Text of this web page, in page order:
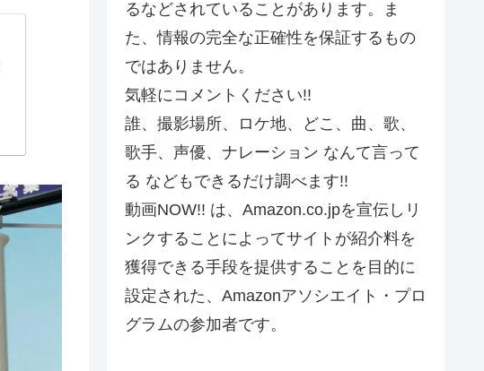
るなどされていることがあります。ま
た、情報の完全な正確性を保証するもの
ではありません。
気軽にコメントください!!
誰、撮影場所、ロケ地、どこ、曲、歌、
歌手、声優、ナレーション なんて言って
る などもできるだけ調べます!!
動画NOW!! は、Amazon.co.jpを宣伝しリ
ンクすることによってサイトが紹介料を
獲得できる手段を提供することを目的に
設定された、Amazonアソシエイト・プロ
グラムの参加者です。